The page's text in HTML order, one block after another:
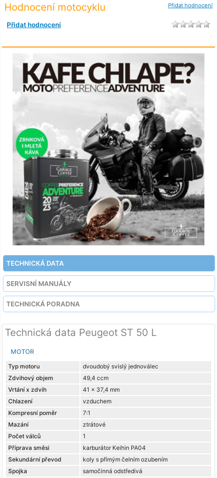
Přidat hodnocení
Hodnocení motocyklu
Přidat hodnocení
TECHNICKÁ DATA
SERVISNÍ MANUÁLY
TECHNICKÁ PORADNA
Technická data Peugeot ST 50 L
MOTOR
Typ motoru
dvoudobý svislý jednoválec
Zdvihový objem
49,4 ccm
Vrtání x zdvih
41 x 37,4 mm
Chlazení
vzduchem
Kompresní poměr
7:1
Mazání
ztrátové
Počet válců
1
Příprava směsi
karburátor Keihin PA04
Sekundární převod
koly s přímým čelním ozubením
Spojka
samočinná odstředivá